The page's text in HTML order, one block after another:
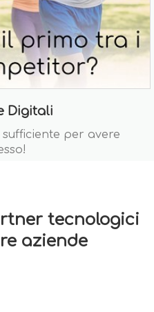
Digitali
sufficiente per avere
tecnologici
aziende